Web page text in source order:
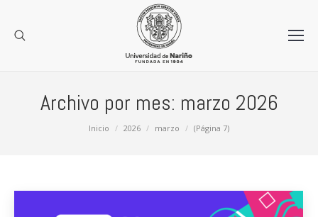
Archivo por mes: marzo 2026
Inicio 2026 marzo (Página 7)